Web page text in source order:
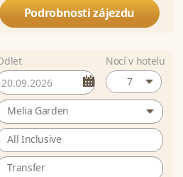
Podrobnosti zájezdu
Nocí v hotelu
7
Melia Garden
All Inclusive
Transfer